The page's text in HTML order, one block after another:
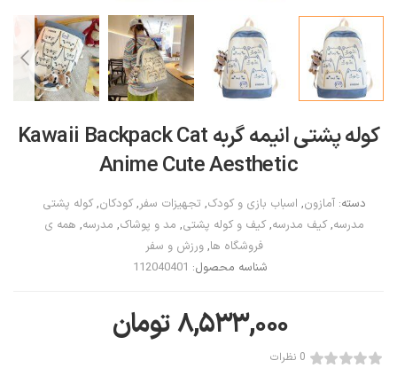
کوله پشتی انیمه گربه Kawaii Backpack Cat
Anime Cute Aesthetic
دسته: آمازون, اسباب بازی و کودک, تجهیزات سفر,کودکان,کوله پشتی
مدرسه,کیف مدرسه,کیف و کوله پشتی, مد و پوشاک, مدرسه, همه ی
فروشگاه ها, ورزش و سفر
شناسه محصول: 112040401
۸,۵۳۳,۰۰۰تومان
0 نظرات